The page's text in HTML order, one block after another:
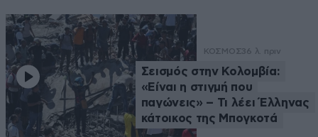
ΚΟΣΜΟΣ36 λ. πριν
Σεισμός στην Κολομβία:
«Είναι η στιγμή που
παγώνεις» – Τι λέει Έλληνας
κάτοικος της Μπογκοτά